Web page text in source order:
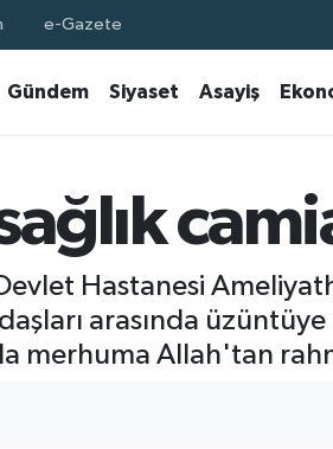
e-Gazete
Gündem Siyaset Asayiş
Hastanesi
arasında
merhuma Allah'tan